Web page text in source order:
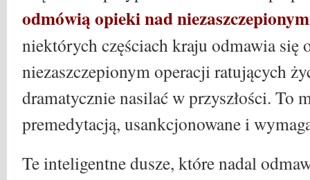
odmówią opieki nad
niektórych częściach kraju odmawia się
niezaszczepionym operacji ratujących
dramatycznie nasilać w przyszłości. To
premedytacją, usankcjonowane i
Te inteligentne dusze, które nadal